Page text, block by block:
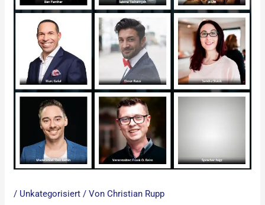
/ Unkategorisiert / VonChristian Rupp